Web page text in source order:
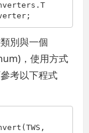
別與一個
，使用方式
考以下程式